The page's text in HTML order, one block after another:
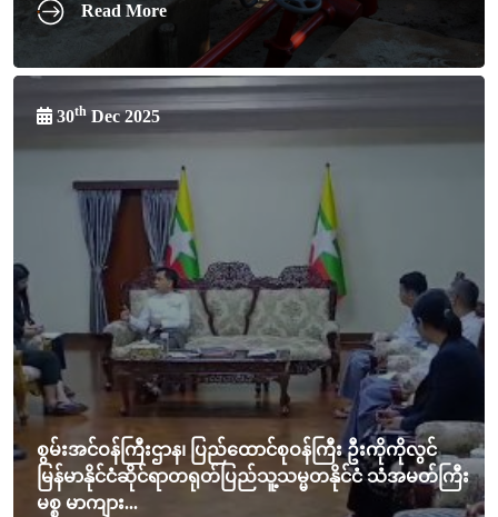
Read More
30th Dec 2025
စွမ်းအင်ဝန်ကြီးဌာန၊ ပြည်ထောင်စုဝန်ကြီး ဦးကိုကိုလွင်
မြန်မာနိုင်ငံဆိုင်ရာတရုတ်ပြည်သူ့သမ္မတနိုင်ငံ သံအမတ်ကြီး
မစ္စ မာကျား...